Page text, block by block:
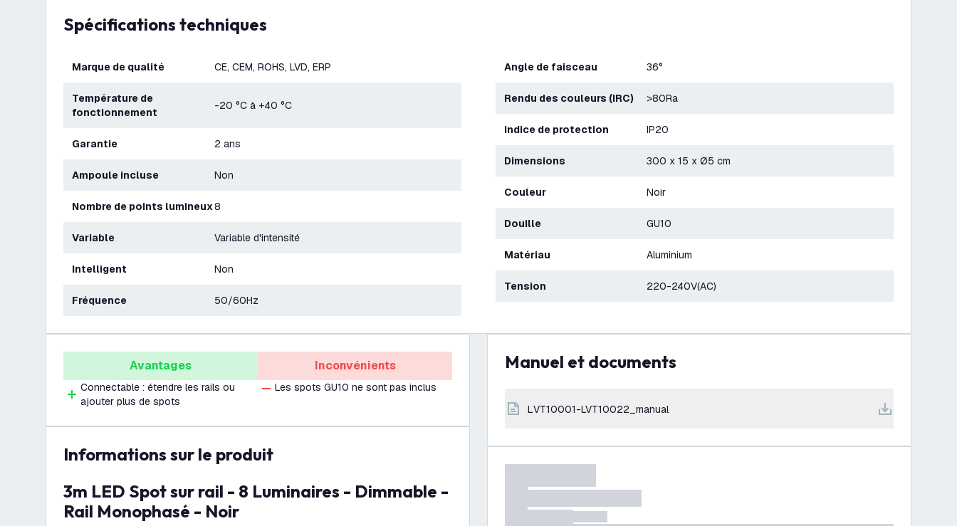
Spécifications techniques
Marque de qualité CE, CEM, ROHS, LVD, ERP
Température de
fonctionnement
-20 °C à +40 °C
Garantie 2 ans
Ampoule incluse Non
Nombre de points lumineux8
Variable Variable d'intensité
Intelligent Non
Fréquence 50/60Hz
Angle de faisceau 36°
Rendu des couleurs (IRC) >80Ra
Indice de protection IP20
Dimensions 300 x 15 x Ø5 cm
Couleur Noir
Douille GU10
Matériau Aluminium
Tension 220-240V(AC)
Avantages
Connectable : étendre les rails ou
ajouter plus de spots
Inconvénients
Les spots GU10 ne sont pas inclus
Informations sur le produit
3m LED Spot sur rail - 8 Luminaires - Dimmable -
Rail Monophasé - Noir
Manuel et documents
LVT10001-LVT10022_manual